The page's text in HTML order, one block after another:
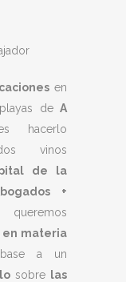
en
de A
hacerlo
vinos
de la
+
en materia
a un
sobre las